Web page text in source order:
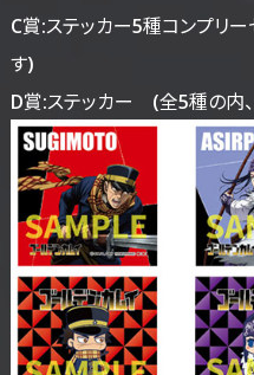
C賞:ステッカー5種コンプリ
す)
D賞:ステッカー (全5種の内